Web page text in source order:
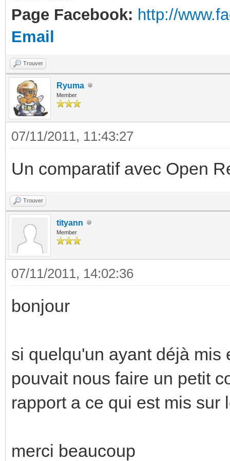
Page Facebook: http://
Email
Trouver
Ryuma
Member
07/11/2011, 11:43:27
Un comparatif avec Open
Trouver
tityann
Member
07/11/2011, 14:02:36
bonjour
si quelqu'un ayant déjà
pouvait nous faire un petit
rapport a ce qui est mis sur
merci beaucoup